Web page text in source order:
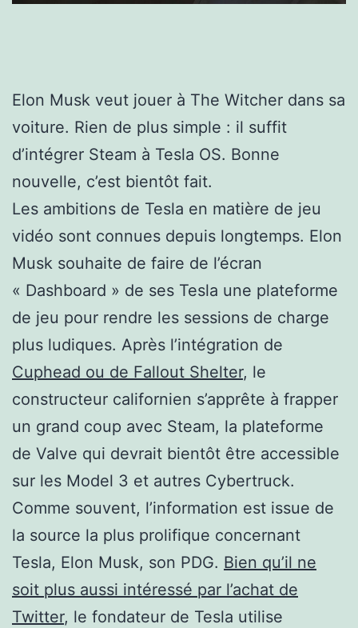
Elon Musk veut jouer à The Witcher dans sa
voiture. Rien de plus simple : il suffit
d’intégrer Steam à Tesla OS. Bonne
nouvelle, c’est bientôt fait.
Les ambitions de Tesla en matière de jeu
vidéo sont connues depuis longtemps. Elon
Musk souhaite de faire de l’écran
« Dashboard » de ses Tesla une plateforme
de jeu pour rendre les sessions de charge
plus ludiques. Après l’intégration de
Cuphead ou de Fallout Shelter, le
constructeur californien s’apprête à frapper
un grand coup avec Steam, la plateforme
de Valve qui devrait bientôt être accessible
sur les Model 3 et autres Cybertruck.
Comme souvent, l’information est issue de
la source la plus prolifique concernant
Tesla, Elon Musk, son PDG. Bien qu’il ne
soit plus aussi intéressé par l’achat de
Twitter, le fondateur de Tesla utilise